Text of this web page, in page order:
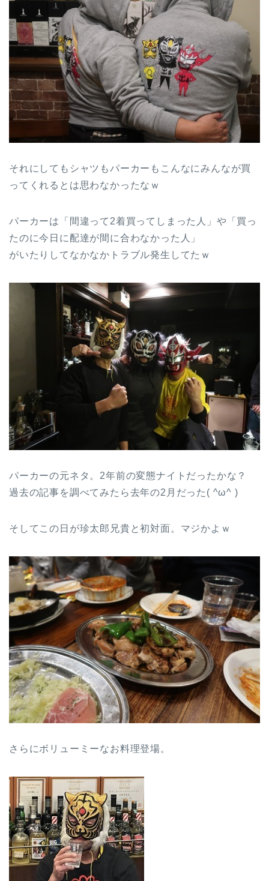
それにしてもシャツもパーカーもこんなにみんなが買
ってくれるとは思わなかったなｗ
パーカーは「間違って2着買ってしまった人」や「買っ
たのに今日に配達が間に合わなかった人」
がいたりしてなかなかトラブル発生してたｗ
パーカーの元ネタ。2年前の変態ナイトだったかな？
過去の記事を調べてみたら去年の2月だった( ^ω^ )
そしてこの日が珍太郎兄貴と初対面。マジかよｗ
さらにボリューミーなお料理登場。